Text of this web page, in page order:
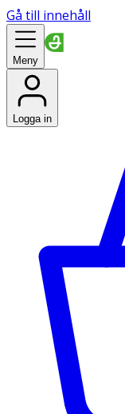
Gå till innehåll
Meny
Logga in